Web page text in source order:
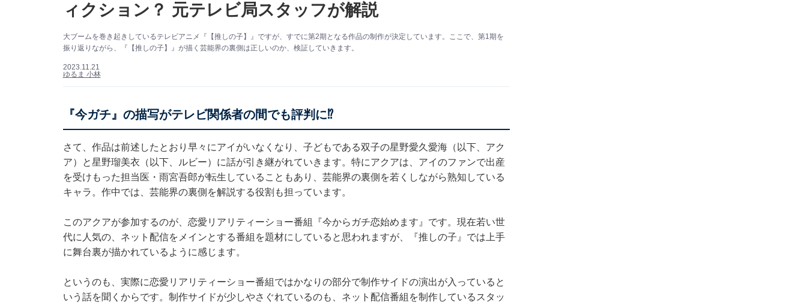
ィクション？ 元テレビ局スタッフが解説
大ブームを巻き起きしているテレビアニメ『【推しの子】』ですが、すでに第2期となる作品の制作が決定しています。ここで、第1期を
振り返りながら、『【推しの子】』が描く芸能界の裏側は正しいのか、検証していきます。
2023.11.21
ゆるま 小林
『今ガチ』の描写がテレビ関係者の間でも評判に⁉
さて、作品は前述したとおり早々にアイがいなくなり、子どもである双子の星野愛久愛海（以下、アク
ア）と星野瑠美衣（以下、ルビー）に話が引き継がれていきます。特にアクアは、アイのファンで出産
を受けもった担当医・雨宮吾郎が転生していることもあり、芸能界の裏側を若くしながら熟知している
キャラ。作中では、芸能界の裏側を解説する役割も担っています。
このアクアが参加するのが、恋愛リアリティーショー番組『今からガチ恋始めます』です。現在若い世
代に人気の、ネット配信をメインとする番組を題材にしていると思われますが、『推しの子』では上手
に舞台裏が描かれているように感じます。
というのも、実際に恋愛リアリティーショー番組ではかなりの部分で制作サイドの演出が入っていると
いう話を聞くからです。制作サイドが少しやさぐれているのも、ネット配信番組を制作しているスタッ